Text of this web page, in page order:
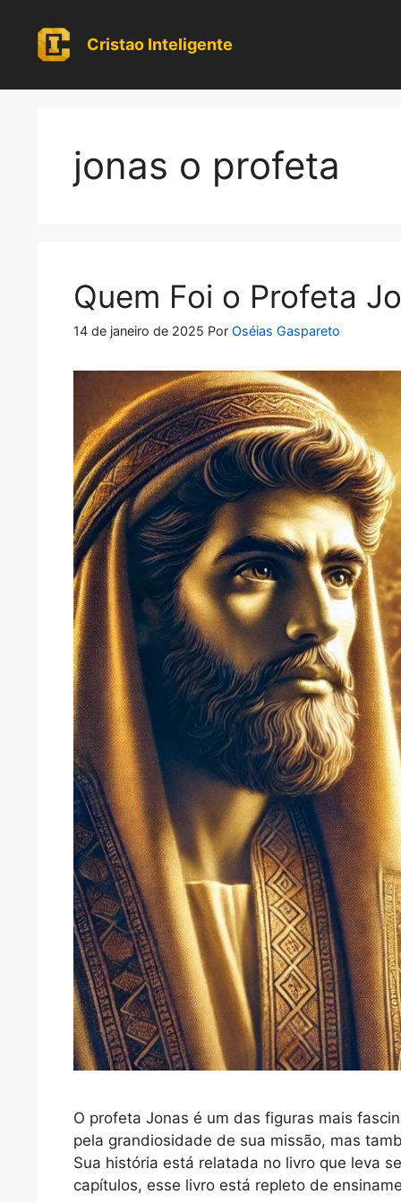
Cristao Inteligente
jonas o profeta
Quem Foi o Profeta
14 de janeiro de 2025 Por Oséias Gaspareto
O profeta Jonas é um das figuras mais
pela grandiosidade de sua missão, mas
Sua história está relatada no livro que leva
capítulos, esse livro está repleto de